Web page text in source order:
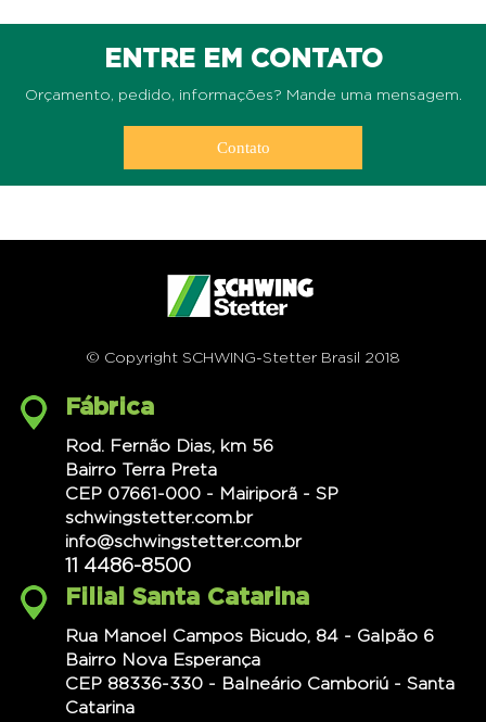
ENTRE EM CONTATO
Orçamento, pedido, informações? Mande uma mensagem.
Contato
© Copyright SCHWING-Stetter Brasil 2018
Fábrica
Rod. Fernão Dias, km 56
Bairro Terra Preta
CEP 07661-000 - Mairiporã - SP
schwingstetter.com.br
info@schwingstetter.com.br
11 4486-8500
Filial Santa Catarina
Rua Manoel Campos Bicudo, 84 - Galpão 6
Bairro Nova Esperança
CEP 88336-330 - Balneário Camboriú - Santa
Catarina